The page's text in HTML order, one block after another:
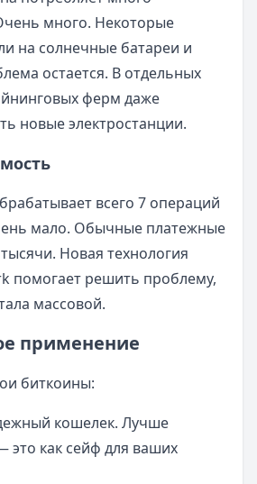
много. Некоторые
на солнечные батареи и
остается. В отдельных
ферм даже
новые электростанции.
всего 7 операций
мало. Обычные платежные
Новая технология
помогает решить проблему,
массовой.
применение
биткоины:
кошелек. Лучше
это как сейф для ваших